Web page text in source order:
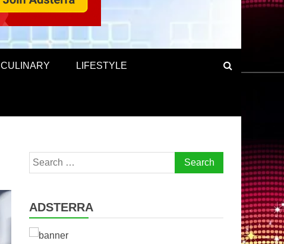
CULINARY LIFESTYLE
Search
for:
ADSTERRA